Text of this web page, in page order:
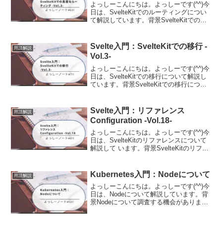
よっしーこんにちは。よっしーです(^^)今
日は、SvelteKitでのルーティングについ
て解説しています。背景SvelteKitでのル
記事に残しました。高度なレイアウト...
用語解説
Svelte入門：SvelteKitでの移行 -
Vol.3-
よっしーこんにちは。よっしーです(^^)今
日は、SvelteKitでの移行について解説し
ています。背景SvelteKitでの移行につい
た。クッキーを設定する際にpathの...
用語解説
Svelte入門：リファレンス
Configuration -Vol.18-
よっしーこんにちは。よっしーです(^^)今
日は、SvelteKitのリファレンスについて
解説して います。背景SvelteKitのリファ
に残しました。KitConfig...
用語解説 Kubernetes入門：Nodeについて
よっしーこんにちは。よっしーです(^^)今
日は、Nodeについて解説しています。背
景Nodeについて調査する機会がありまし